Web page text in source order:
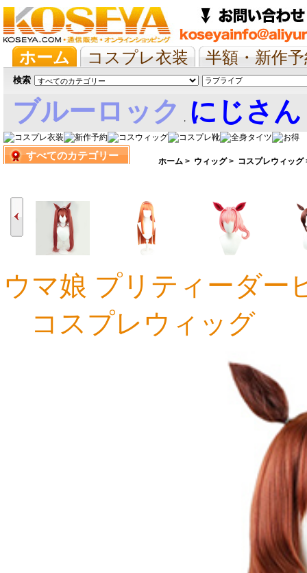
ホーム コスプレ衣装
半額・新作
抱き枕/布団/シーツ
ツイステ ウマ
検索
ブルーロック , にじさ
娘すべてのカテゴリー ホーム > ウィッグ> コスプレウィッグ
6,296円 5,981円 5,666円
ウマ娘 プリティーダ
コスプレウィッグ